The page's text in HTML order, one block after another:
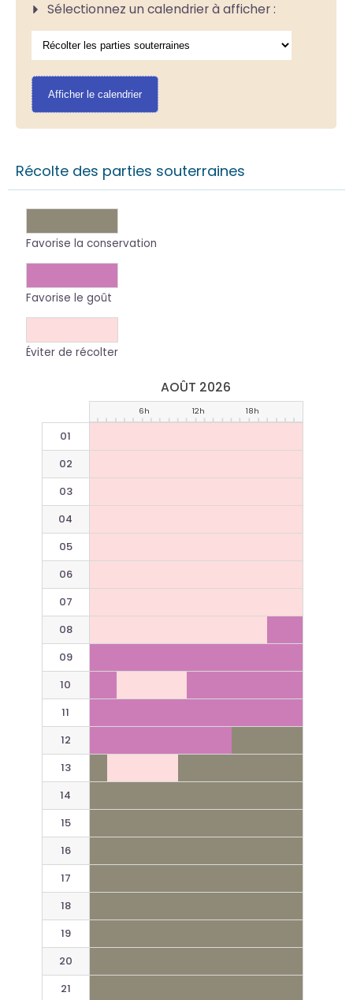
Sélectionnez un calendrier à afficher :
Récolte des parties souterraines
Favorise la conservation
Favorise le goût
Éviter de récolter
01
02
03
04
05
06
07
08
09
10
11
12
13
14
15
16
17
18
19
20
21
AOÛT 2026
6h 12h 18h